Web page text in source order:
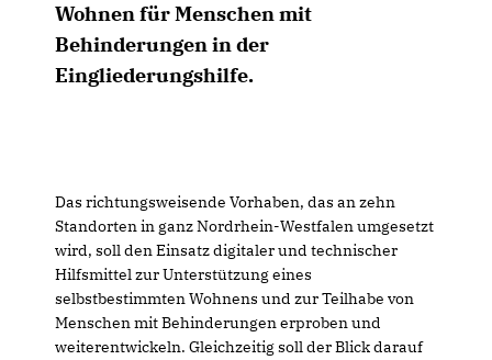
Wohnen für Menschen mit
Behinderungen in der
Eingliederungshilfe.
Das richtungsweisende Vorhaben, das an zehn
Standorten in ganz Nordrhein-Westfalen umgesetzt
wird, soll den Einsatz digitaler und technischer
Hilfsmittel zur Unterstützung eines
selbstbestimmten Wohnens und zur Teilhabe von
Menschen mit Behinderungen erproben und
weiterentwickeln. Gleichzeitig soll der Blick darauf